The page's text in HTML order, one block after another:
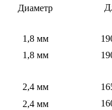
Диаметр
1,8 мм
1,8 мм
2,4 мм
2,4 мм